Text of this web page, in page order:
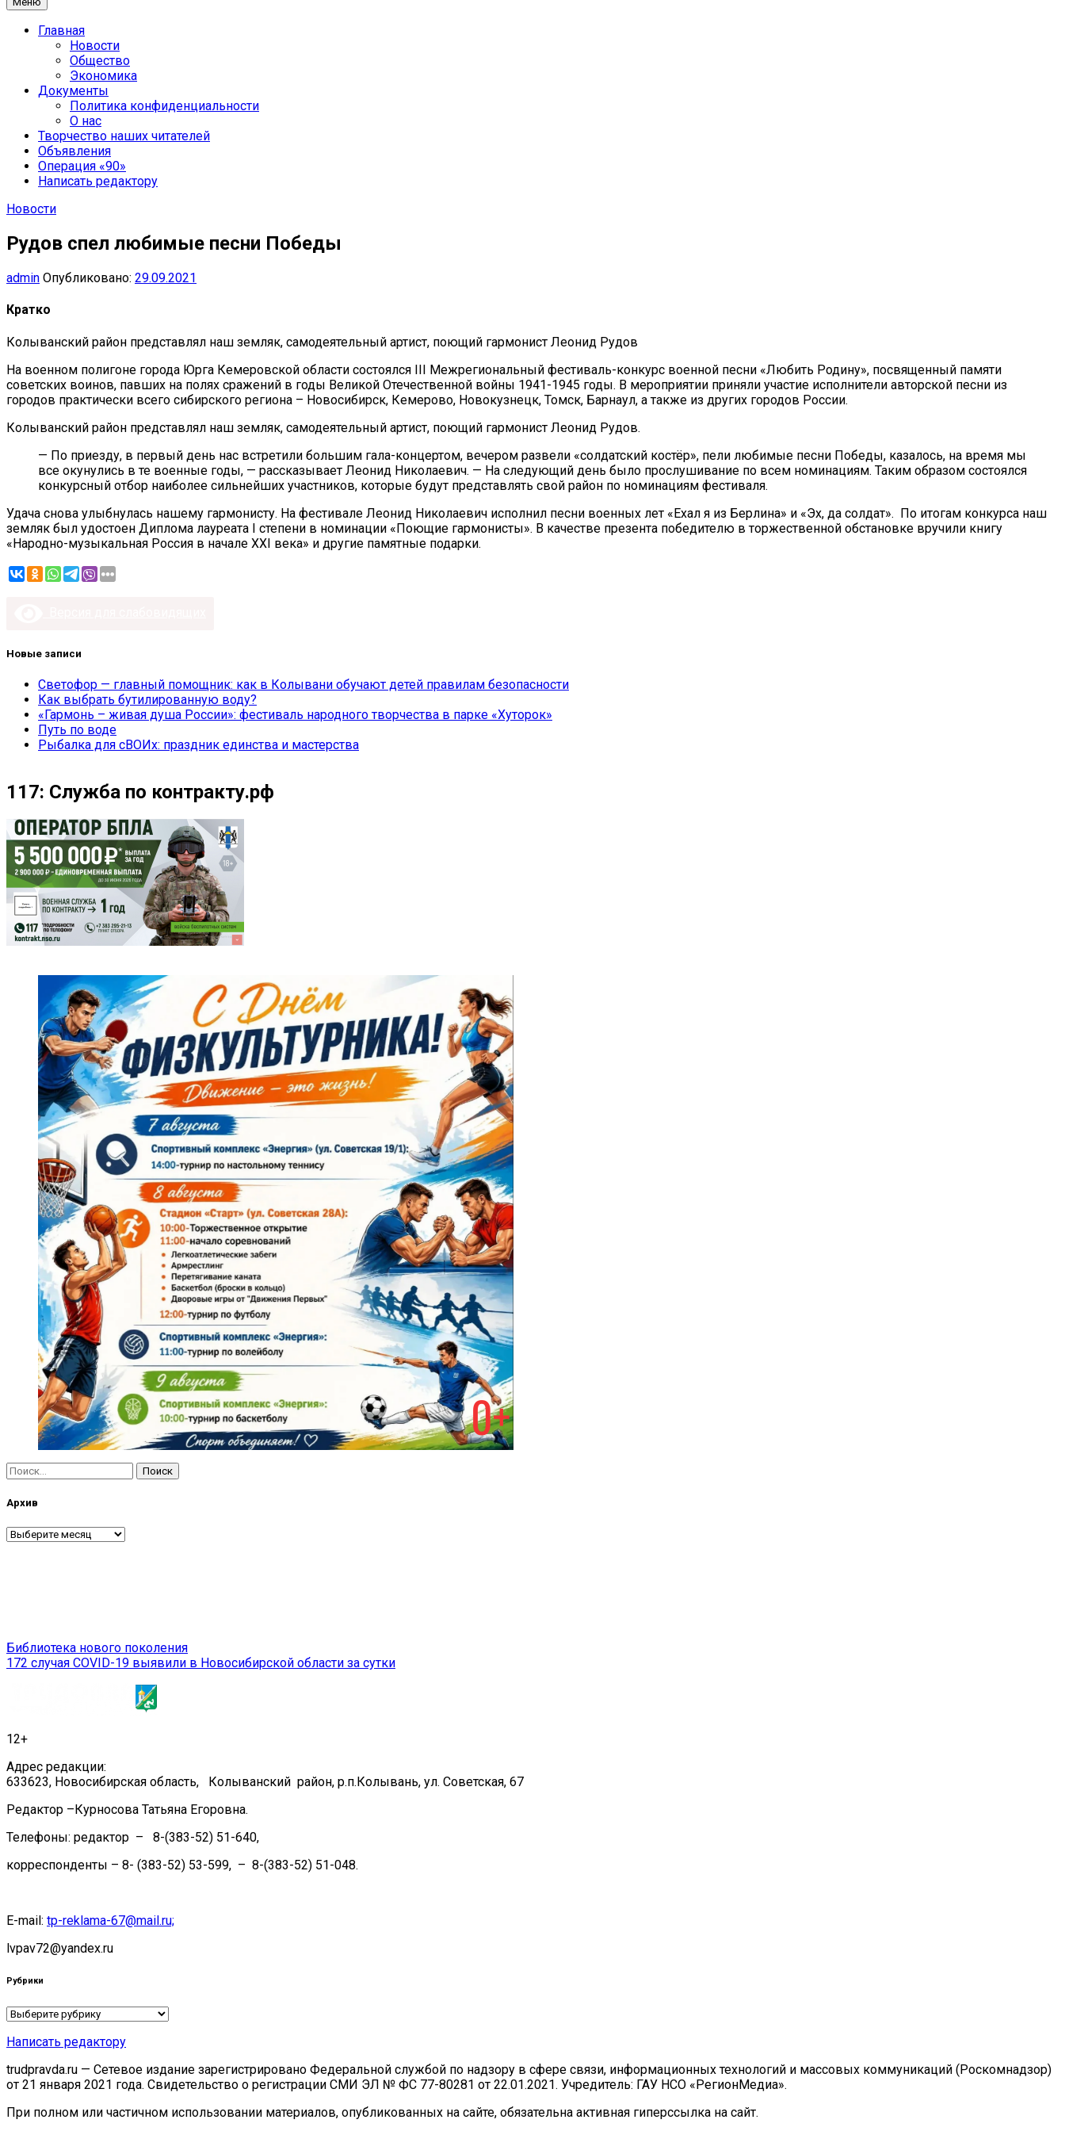
Главная
Новости
Общество
Экономика
Документы
Политика конфиденциальности
О нас
Творчество наших читателей
Объявления
Операция «90»
Написать редактору
Новости
Рудов спел любимые песни Победы
admin Опубликовано: 29.09.2021
Кратко
Колыванский район представлял наш земляк, самодеятельный артист, поющий гармонист Леонид Рудов
На военном полигоне города Юрга Кемеровской области состоялся III Межрегиональный фестиваль-конкурс военной песни «Любить Родину», посвященный памяти
советских воинов, павших на полях сражений в годы Великой Отечественной войны 1941-1945 годы. В мероприятии приняли участие исполнители авторской песни из
городов практически всего сибирского региона – Новосибирск, Кемерово, Новокузнецк, Томск, Барнаул, а также из других городов России.
Колыванский район представлял наш земляк, самодеятельный артист, поющий гармонист Леонид Рудов.
— По приезду, в первый день нас встретили большим гала-концертом, вечером развели «солдатский костёр», пели любимые песни Победы, казалось, на время мы
все окунулись в те военные годы, — рассказывает Леонид Николаевич. — На следующий день было прослушивание по всем номинациям. Таким образом состоялся
конкурсный отбор наиболее сильнейших участников, которые будут представлять свой район по номинациям фестиваля.
Удача снова улыбнулась нашему гармонисту. На фестивале Леонид Николаевич исполнил песни военных лет «Ехал я из Берлина» и «Эх, да солдат». По итогам конкурса наш
земляк был удостоен Диплома лауреата I степени в номинации «Поющие гармонисты». В качестве презента победителю в торжественной обстановке вручили книгу
«Народно-музыкальная Россия в начале XXI века» и другие памятные подарки.
Новые записи
Светофор — главный помощник: как в Колывани обучают детей правилам безопасности
Как выбрать бутилированную воду?
«Гармонь – живая душа России»: фестиваль народного творчества в парке «Хуторок»
Путь по воде
Рыбалка для сВОИх: праздник единства и мастерства
117: Служба по контракту.рф
Найти:
Архив
Архив
Навигация
по
Библиотека нового поколения
172 случая COVID-19 выявили в Новосибирской области за сутки
12+
Адрес редакции:
633623, Новосибирская область, Колыванский район, р.п.Колывань, ул. Советская, 67
Редактор –Курносова Татьяна Егоровна.
Телефоны: редактор – 8-(383-52) 51-640,
корреспонденты – 8- (383-52) 53-599, – 8-(383-52) 51-048.
E-mail: tp-reklama-67@mail.ru;
lvpav72@yandex.ru
Рубрики
Рубрики
Написать редактору
trudpravda.ru — Сетевое издание зарегистрировано Федеральной службой по надзору в сфере связи, информационных технологий и массовых коммуникаций (Роскомнадзор)
от 21 января 2021 года. Свидетельство о регистрации СМИ ЭЛ № ФС 77-80281 от 22.01.2021. Учредитель: ГАУ НСО «РегионМедиа».
При полном или частичном использовании материалов, опубликованных на сайте, обязательна активная гиперссылка на сайт.